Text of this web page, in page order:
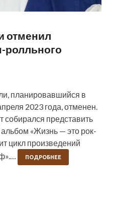
отменил
ролльного
планировавшийся в
2023 года, отменен.
собирался представить
«Жизнь — это рок-
цикл произведений
ПОДРОБНЕЕ